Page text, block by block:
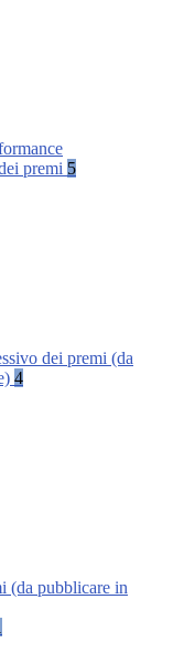
premi 5
dei premi (da
4
(da pubblicare in